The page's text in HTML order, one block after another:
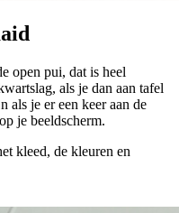
open pui, dat is heel
als je dan aan tafel
als je er een keer aan de
je beeldscherm.
kleed, de kleuren en